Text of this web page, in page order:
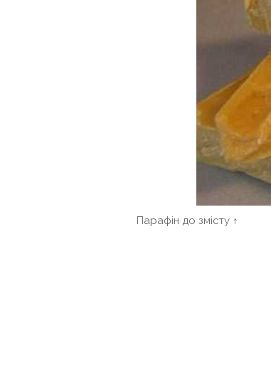
Парафін до змісту ↑